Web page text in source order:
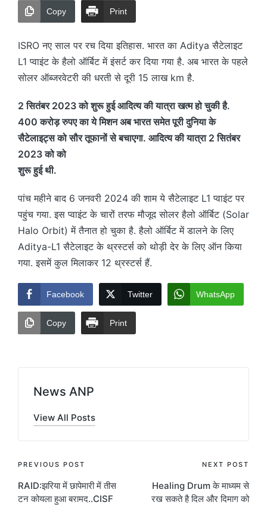
Copy Print
ISRO नए साल पर रच दिया इतिहास. भारत का Aditya सैटेलाइट
L1 प्वाइंट के हैलो ऑर्बिट में इंसर्ट कर दिया गया है. अब भारत के पहले
सोलर ऑब्जरवेटरी की धरती से दूरी 15 लाख km है.
2 सितंबर 2023 को शुरू हुई आदित्य की यात्रा खत्म हो चुकी है.
400 करोड़ रुपए का ये मिशन अब भारत समेत पूरी दुनिया के
सैटेलाइट्स को सौर तूफानों से बचाएगा. आदित्य की यात्रा 2 सितंबर
2023 को को
शुरू हुई थी.
पांच महीने बाद 6 जनवरी 2024 की शाम ये सैटेलाइट L1 प्वाइंट पर
पहुंच गया. इस प्वाइंट के चारों तरफ मौजूद सोलर हैलो ऑर्बिट (Solar
Halo Orbit) में तैनात हो चुका है. हैलो ऑर्बिट में डालने के लिए
Aditya-L1 सैटेलाइट के थ्रस्टर्स को थोड़ी देर के लिए ऑन किया
गया. इसमें कुल मिलाकर 12 थ्रस्टर्स हैं.
Facebook Twitter WhatsApp
Copy Print
News ANP
View All Posts
Post
navigation
PREVIOUS POST
RAID:झरिया में छापेमारी में तीस
टन कोयला हुआ बरामद..CISF
NEXT POST
Healing Drum के माध्यम से
रख सकते है दिल और दिमाग को